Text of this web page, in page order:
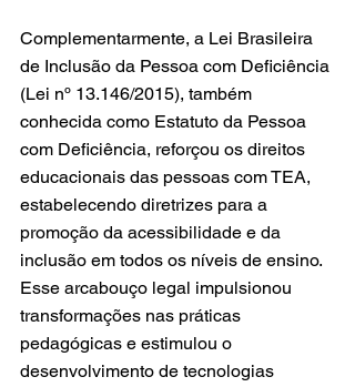
Complementarmente, a Lei Brasileira
de Inclusão da Pessoa com Deficiência
(Lei nº 13.146/2015), também
conhecida como Estatuto da Pessoa
com Deficiência, reforçou os direitos
educacionais das pessoas com TEA,
estabelecendo diretrizes para a
promoção da acessibilidade e da
inclusão em todos os níveis de ensino.
Esse arcabouço legal impulsionou
transformações nas práticas
pedagógicas e estimulou o
desenvolvimento de tecnologias